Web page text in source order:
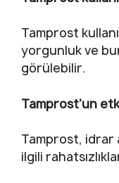
Tamprost
yorgunluk ve
görülebilir.
Tamprost’un
Tamprost, idrar
ilgili